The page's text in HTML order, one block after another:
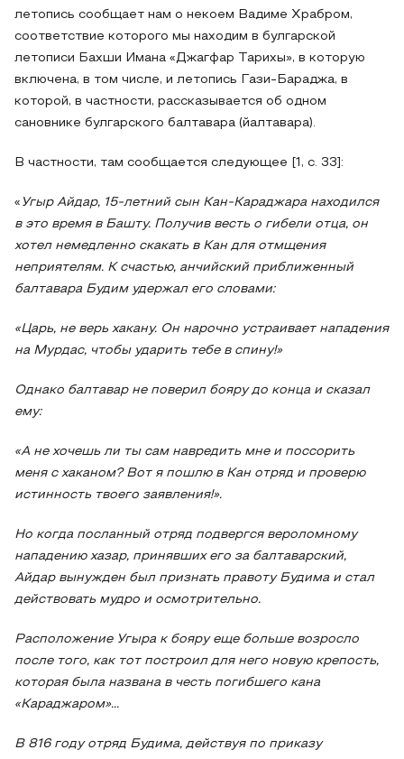
летопись сообщает нам о некоем Вадиме Храбром,
соответствие которого мы находим в булгарской
летописи Бахши Имана «Джагфар Тарихы», в которую
включена, в том числе, и летопись Гази-Бараджа, в
которой, в частности, рассказывается об одном
сановнике булгарского балтавара (йалтавара).
В частности, там сообщается следующее [1, с. 33]:
« Угыр Айдар, 15-летний сын Кан-Караджара находился
в это время в Башту. Получив весть о гибели отца, он
хотел немедленно скакать в Кан для отмщения
неприятелям. К счастью, анчийский приближенный
балтавара Будим удержал его словами:
«Царь, не верь хакану. Он нарочно устраивает нападения
на Мурдас, чтобы ударить тебе в спину!»
Однако балтавар не поверил бояру до конца и сказал
ему:
«А не хочешь ли ты сам навредить мне и поссорить
меня с хаканом? Вот я пошлю в Кан отряд и проверю
истинность твоего заявления!».
Но когда посланный отряд подвергся вероломному
нападению хазар, принявших его за балтаварский,
Айдар вынужден был признать правоту Будима и стал
действовать мудро и осмотрительно.
Расположение Угыра к бояру еще больше возросло
после того, как тот построил для него новую крепость,
которая была названа в честь погибшего кана
«Караджаром»...
В 816 году отряд Будима, действуя по приказу